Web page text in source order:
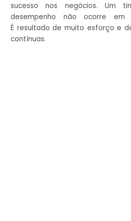
sucesso nos negócios. Um
desempenho não ocorre em
É resultado de muito esforço e
contínuas.